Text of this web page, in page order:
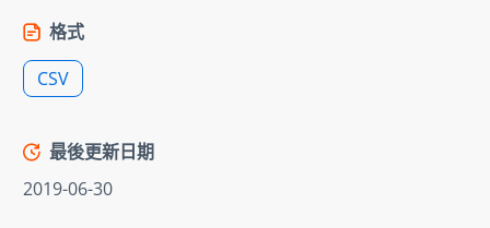
格式
CSV
最後更新日期
2019-06-30